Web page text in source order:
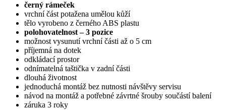
černý rámeček
vrchní část potažena umělou kůží
tělo vyrobeno z černého ABS plastu
polohovatelnost – 3 pozice
možnost vysunutí vrchní části až o 5 cm
příjemná na dotek
odkládací prostor
odnímatelná taštička v zadní části
dlouhá životnost
jednoduchá montáž bez nutnosti návštěvy servisu
návod na montáž a potřebné závrtné šrouby součástí balení
záruka 3 roky